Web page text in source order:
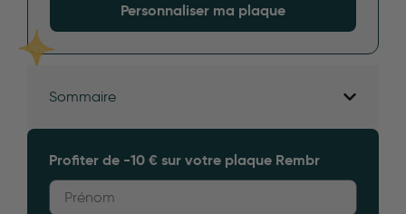
Personnaliser ma plaque
Sommaire
Profiter de -10 € sur votre plaque Rembr